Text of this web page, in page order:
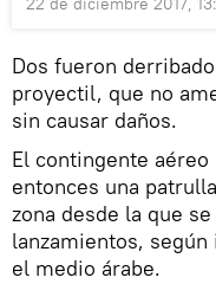
Dos fueron
proyectil, que no
sin causar daños.
El contingente
entonces una
zona desde la que
lanzamientos,
el medio árabe.